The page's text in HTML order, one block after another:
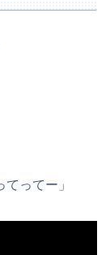
ってー」